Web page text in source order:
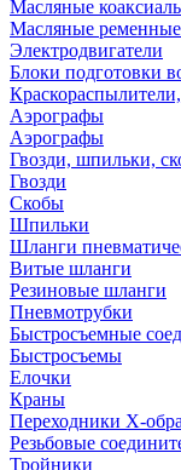
Масляные
Масляные
Электродвигатели
Блоки подготовки
Аэрографы
Аэрографы
Гвозди, шпильки,
Гвозди
Скобы
Шпильки
Шланги
Витые шланги
Резиновые шланги
Пневмотрубки
Быстросъемные
Быстросъемы
Елочки
Краны
Переходники Х-
Резьбовые
Тройники